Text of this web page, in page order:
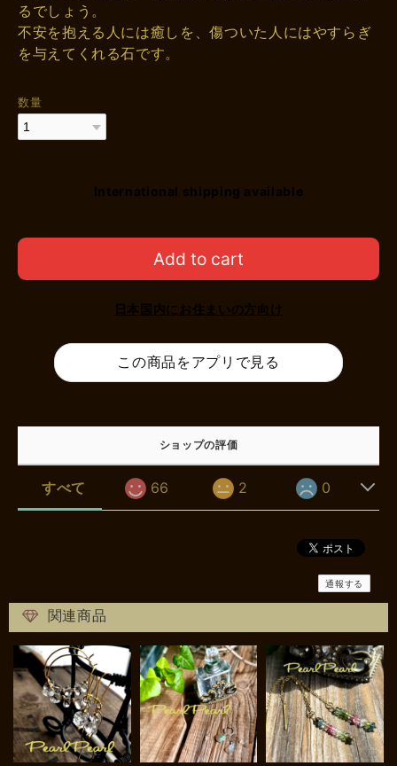
るでしょう。
不安を抱える人には癒しを、傷ついた人にはやすらぎ
を与えてくれる石です。
数量
International shipping available
Add to cart
日本国内にお住まいの方向け
この商品をアプリで見る
ショップの評価
すべて 66 2 0
通報する
関連商品